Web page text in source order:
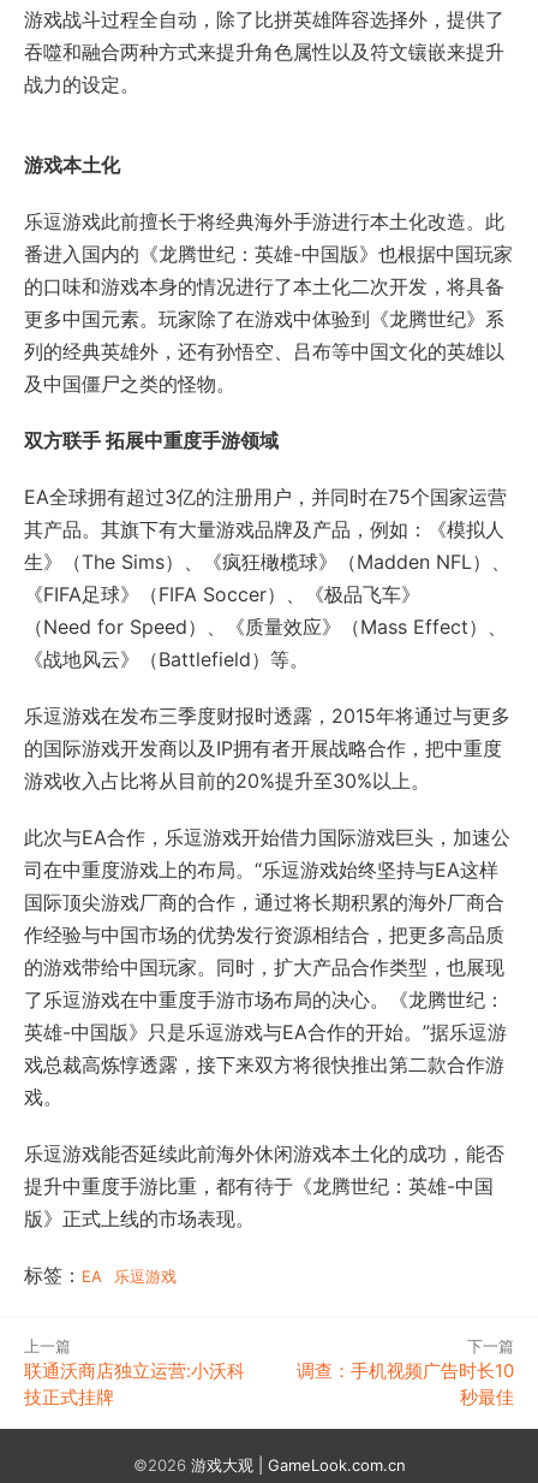
游戏战斗过程全自动，除了比拼英雄阵容选择外，提供了
吞噬和融合两种方式来提升角色属性以及符文镶嵌来提升
战力的设定。
游戏本土化
乐逗游戏此前擅长于将经典海外手游进行本土化改造。此
番进入国内的《龙腾世纪：英雄-中国版》也根据中国玩家
的口味和游戏本身的情况进行了本土化二次开发，将具备
更多中国元素。玩家除了在游戏中体验到《龙腾世纪》系
列的经典英雄外，还有孙悟空、吕布等中国文化的英雄以
及中国僵尸之类的怪物。
双方联手 拓展中重度手游领域
EA全球拥有超过3亿的注册用户，并同时在75个国家运营
其产品。其旗下有大量游戏品牌及产品，例如：《模拟人
生》（The Sims）、《疯狂橄榄球》（Madden NFL）、
《FIFA足球》（FIFA Soccer）、《极品飞车》
（Need for Speed）、《质量效应》（Mass Effect）、
《战地风云》（Battlefield）等。
乐逗游戏在发布三季度财报时透露，2015年将通过与更多
的国际游戏开发商以及IP拥有者开展战略合作，把中重度
游戏收入占比将从目前的20%提升至30%以上。
此次与EA合作，乐逗游戏开始借力国际游戏巨头，加速公
司在中重度游戏上的布局。“乐逗游戏始终坚持与EA这样
国际顶尖游戏厂商的合作，通过将长期积累的海外厂商合
作经验与中国市场的优势发行资源相结合，把更多高品质
的游戏带给中国玩家。同时，扩大产品合作类型，也展现
了乐逗游戏在中重度手游市场布局的决心。《龙腾世纪：
英雄-中国版》只是乐逗游戏与EA合作的开始。”据乐逗游
戏总裁高炼惇透露，接下来双方将很快推出第二款合作游
戏。
乐逗游戏能否延续此前海外休闲游戏本土化的成功，能否
提升中重度手游比重，都有待于《龙腾世纪：英雄-中国
版》正式上线的市场表现。
标签： EA 乐逗游戏
上一篇
联通沃商店独立运营:小沃科
技正式挂牌
下一篇
调查：手机视频广告时长10
秒最佳
©2026 游戏大观 | GameLook.com.cn